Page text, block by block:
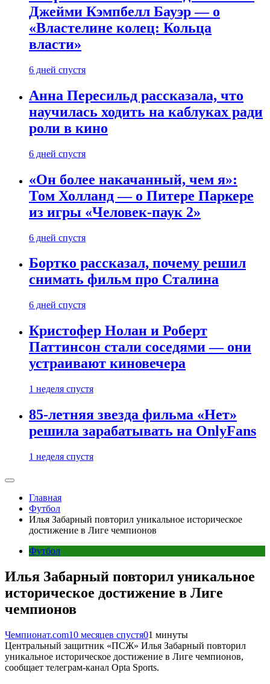
Джейми Кэмпбелл Бауэр — о
«Властелине колец: Кольца
власти»
6 дней спустя
Анна Пересильд рассказала, что
научилась ходить на каблуках ради
роли в кино
6 дней спустя
«Он более накачанный, чем я»:
Том Холланд — о Питере Паркере
из игры «Человек-паук 2»
6 дней спустя
Бортко рассказал, почему решил
снимать фильм про Сталина
6 дней спустя
Кристофер Нолан и Роберт
Паттинсон стали соседями — они
устраивают киновечера
1 неделя спустя
85-летняя звезда фильма «Нет»
решила зарабатывать на OnlyFans
1 неделя спустя
Главная
Футбол
Илья Забарный повторил уникальное историческое
достижение в Лиге чемпионов
Футбол
Илья Забарный повторил уникальное
историческое достижение в Лиге
чемпионов
Чемпионат.com10 месяцев спустя01 минуты
Центральный защитник «ПСЖ» Илья Забарный повторил
уникальное историческое достижение в Лиге чемпионов,
сообщает телеграм-канал Opta Sports.